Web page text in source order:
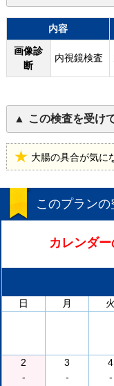
内容
画像診
断
内視鏡検査
この検査を受け
大腸の具合が気に
このプラン
カレンダ
日
月 火
2
-
3
-
4
-